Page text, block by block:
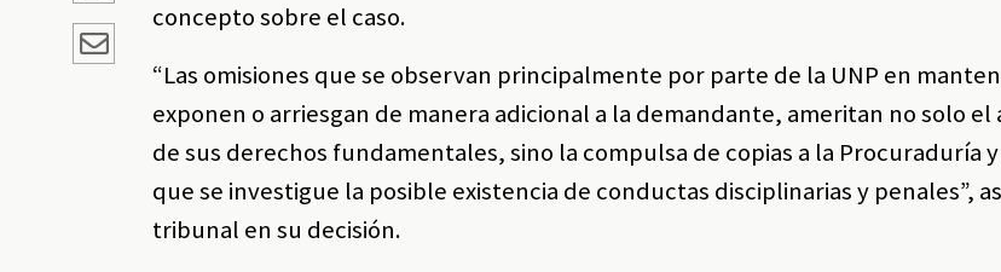
concepto sobre el caso.
“Las omisiones que se observan principalmente por parte de la UNP en
exponen o arriesgan de manera adicional a la demandante, ameritan no solo
de sus derechos fundamentales, sino la compulsa de copias a la Procuraduría y
que se investigue la posible existencia de conductas disciplinarias y penales”,
tribunal en su decisión.